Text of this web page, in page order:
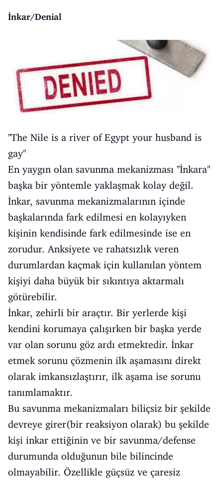
İnkar/Denial
''The Nile is a river of Egypt your husband is
gay''
En yaygın olan savunma mekanizması ''İnkara''
başka bir yöntemle yaklaşmak kolay değil.
İnkar, savunma mekanizmalarının içinde
başkalarında fark edilmesi en kolayıyken
kişinin kendisinde fark edilmesinde ise en
zorudur. Anksiyete ve rahatsızlık veren
durumlardan kaçmak için kullanılan yöntem
kişiyi daha büyük bir sıkıntıya aktarmalı
götürebilir.
İnkar, zehirli bir araçtır. Bir yerlerde kişi
kendini korumaya çalışırken bir başka yerde
var olan sorunu göz ardı etmektedir. İnkar
etmek sorunu çözmenin ilk aşamasını direkt
olarak imkansızlaştırır, ilk aşama ise sorunu
tanımlamaktır.
Bu savunma mekanizmaları biliçsiz bir şekilde
devreye girer(bir reaksiyon olarak) bu şekilde
kişi inkar ettiğinin ve bir savunma/defense
durumunda olduğunun bile bilincinde
olmayabilir. Özellikle güçsüz ve çaresiz